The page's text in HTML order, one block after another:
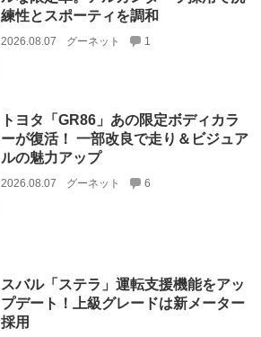
練性とスポーティを調和
2026.08.07 グーネット 1
トヨタ「GR86」あの限定ボディカラ
ーが復活！ 一部改良で走り＆ビジュア
ルの魅力アップ
2026.08.07 グーネット 6
スバル「ステラ」運転支援機能をアッ
プデート！上級グレードは新メーター
採用